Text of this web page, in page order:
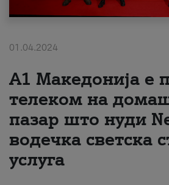
Надополни кредит
#ПодобарОнлајн
01.04.2024
А1 Македонија е
телеком на
пазар што нуди
водечка светска
услуга